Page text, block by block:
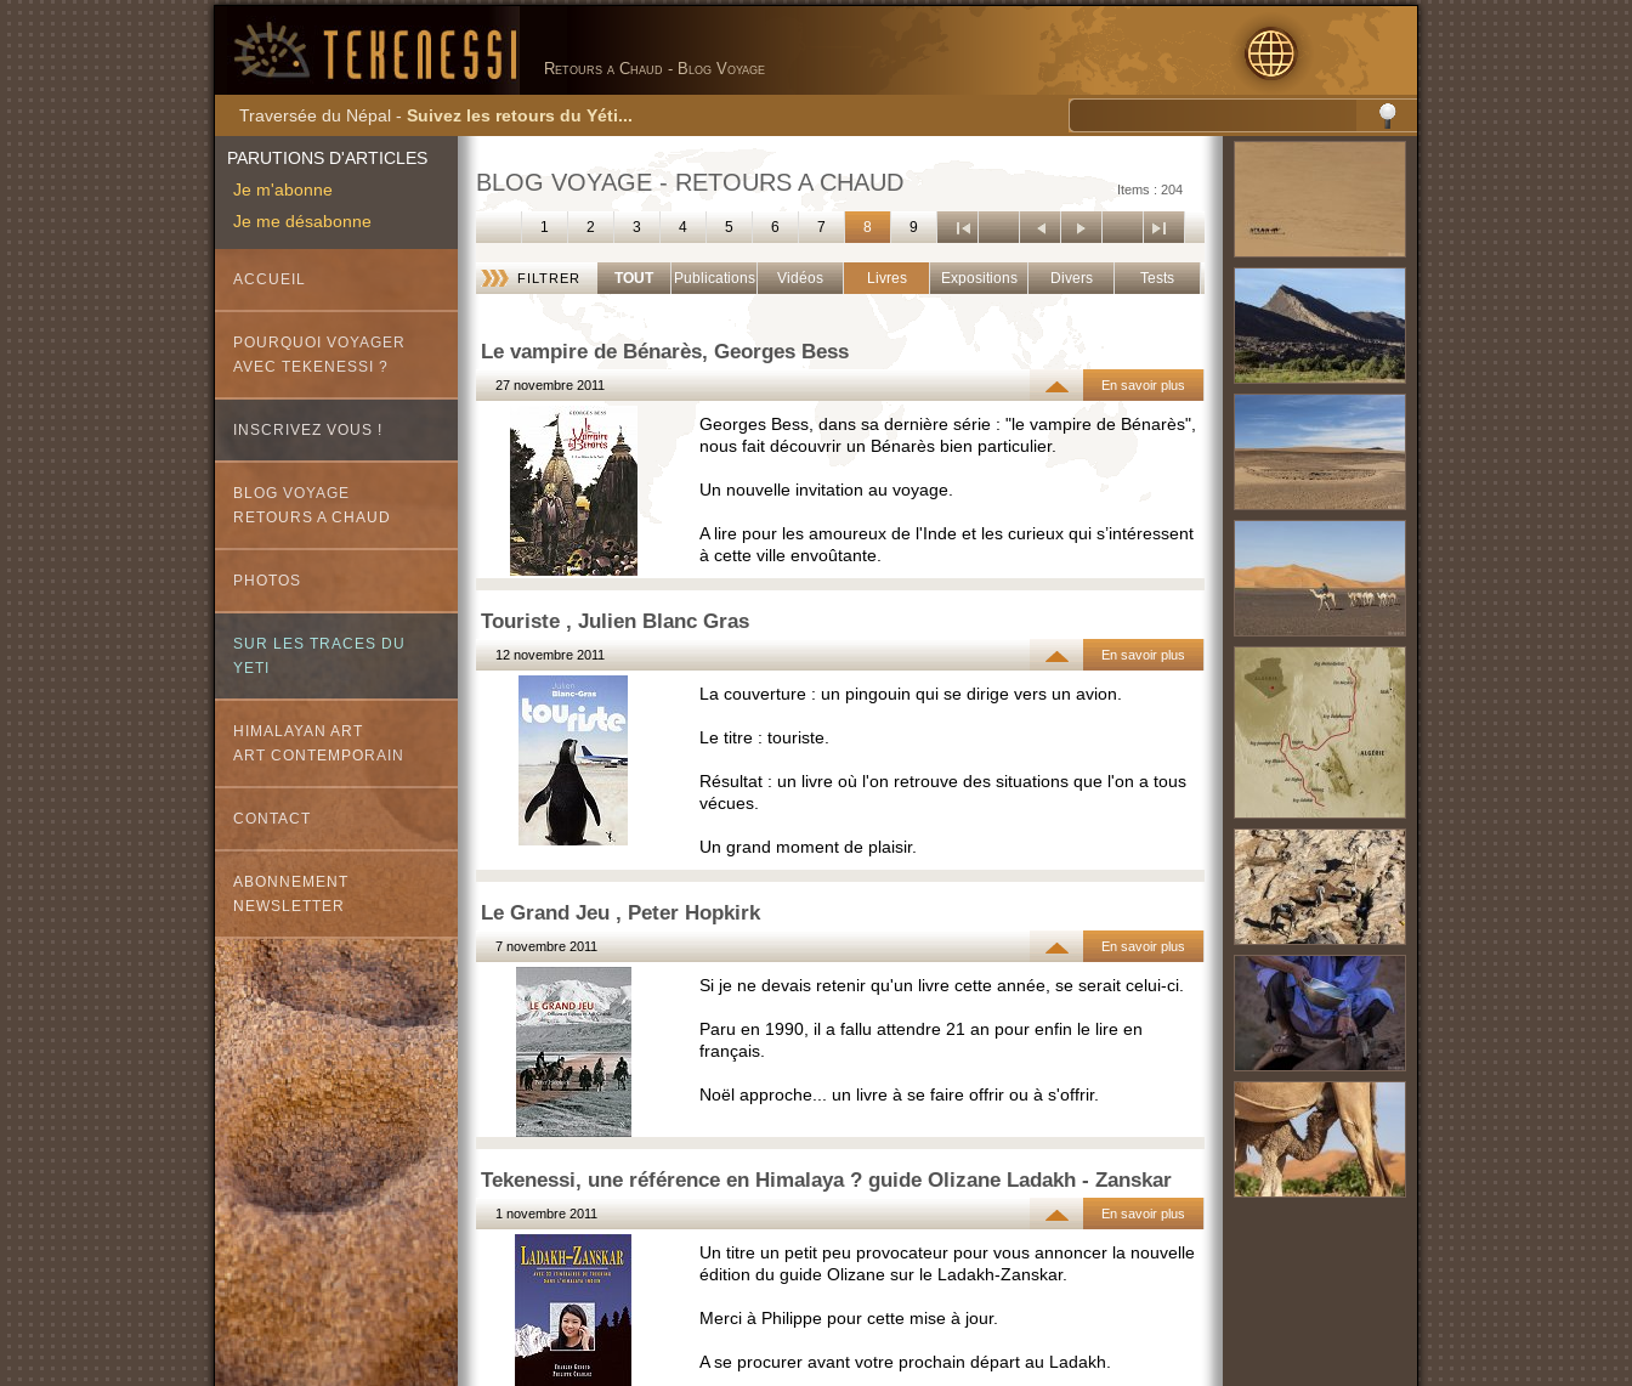
Retours a Chaud - Blog Voyage
Traversée du Népal - Suivez les retours du Yéti...
PARUTIONS D'ARTICLES
Je m'abonne
Je me désabonne
ACCUEIL
POURQUOI VOYAGER
AVEC TEKENESSI ?
INSCRIVEZ VOUS !
BLOG VOYAGE
RETOURS A CHAUD
PHOTOS
SUR LES TRACES DU
YETI
HIMALAYAN ART
ART CONTEMPORAIN
CONTACT
ABONNEMENT
NEWSLETTER
Items : 204
BLOG VOYAGE - RETOURS A CHAUD
1 2 3 4 5 6 7 8 9
FILTRER TOUT Publications Vidéos Livres Expositions Divers Tests
Le vampire de Bénarès, Georges Bess
27 novembre 2011 En savoir plus
Georges Bess, dans sa dernière série : "le vampire de Bénarès",
nous fait découvrir un Bénarès bien particulier.
Un nouvelle invitation au voyage.
A lire pour les amoureux de l'Inde et les curieux qui s’intéressent
à cette ville envoûtante.
Touriste , Julien Blanc Gras
12 novembre 2011 En savoir plus
La couverture : un pingouin qui se dirige vers un avion.
Le titre : touriste.
Résultat : un livre où l'on retrouve des situations que l'on a tous
vécues.
Un grand moment de plaisir.
Le Grand Jeu , Peter Hopkirk
7 novembre 2011 En savoir plus
Si je ne devais retenir qu'un livre cette année, se serait celui-ci.
Paru en 1990, il a fallu attendre 21 an pour enfin le lire en
français.
Noël approche... un livre à se faire offrir ou à s'offrir.
Tekenessi, une référence en Himalaya ? guide Olizane Ladakh - Zanskar
1 novembre 2011 En savoir plus
Un titre un petit peu provocateur pour vous annoncer la nouvelle
édition du guide Olizane sur le Ladakh-Zanskar.
Merci à Philippe pour cette mise à jour.
A se procurer avant votre prochain départ au Ladakh.